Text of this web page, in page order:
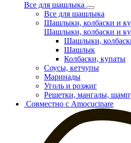
Все для шашлыка
Все для шашлыка
Шашлыки, колбаски и
Шашлыки, колбаски и
Шашлыки,
Шашлык
Колбаски, купаты
Соусы, кетчупы
Маринады
Уголь и розжиг
Решетки, мангалы,
Совместно с Amocucinare